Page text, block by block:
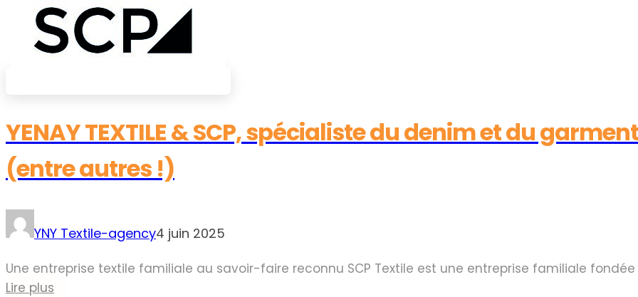
YENAY TEXTILE & SCP, spécialiste du denim et du
(entre autres !)
YNY Textile-agency4 juin 2025
Une entreprise textile familiale au savoir-faire reconnu SCP Textile est une entreprise familiale fondée
Lire plus